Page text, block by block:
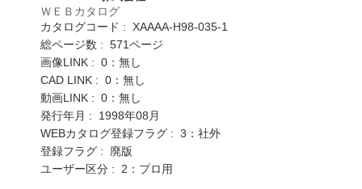
ＷＥＢカタログ
カタログコード : XAAAA-H98-035-1
総ページ数 : 571ページ
画像LINK : 0：無し
CAD LINK : 0：無し
動画LINK : 0：無し
発行年月 : 1998年08月
WEBカタログ登録フラグ : 3：社外
登録フラグ : 廃版
ユーザー区分 : 2：プロ用